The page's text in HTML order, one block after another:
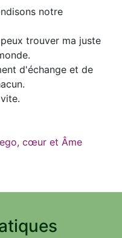
notre
trouver ma juste
d'échange et de
cœur et Âme